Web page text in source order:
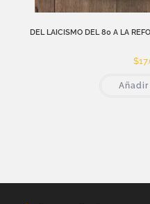
DEL LAICISMO DEL 80 A LA
$